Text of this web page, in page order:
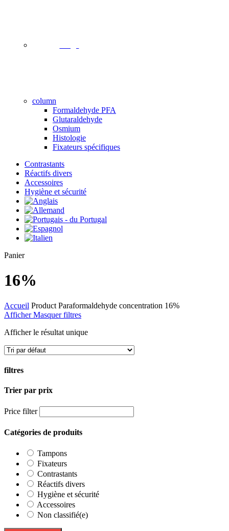
column
Formaldehyde PFA
Glutaraldehyde
Osmium
Histologie
Fixateurs spécifiques
Contrastants
Réactifs divers
Accessoires
Hygiène et sécurité
PanierClose
16%
Accueil Product Paraformaldehyde concentration 16%
Afficher Masquer filtres
Afficher le résultat unique
filtres
Close
Trier par prix
Price filter
Catégories de produits
Tampons
Fixateurs
Contrastants
Réactifs divers
Hygiène et sécurité
Accessoires
Non classifié(e)